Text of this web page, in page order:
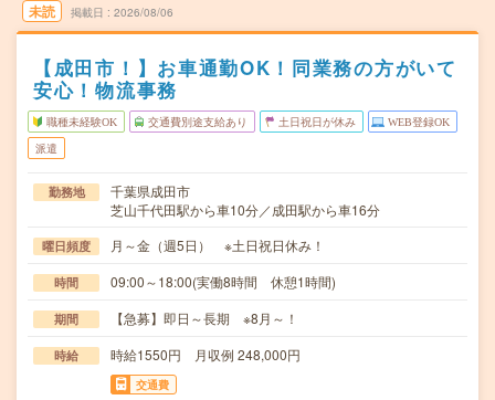
未読 掲載日 2026/08/06
【成田市！】お車通勤OK！同業務の方がいて
安心！物流事務
職種未経験OK 交通費別途支給あり 土日祝日が休み WEB登録OK
派遣
勤務地
千葉県成田市
芝山千代田駅から車10分／成田駅から車16分
曜日頻度 月～金（週5日） ※土日祝日休み！
時間 09:00～18:00(実働8時間 休憩1時間)
期間 【急募】即日～長期 ※8月～！
時給 時給1550円 月収例 248,000円
交通費